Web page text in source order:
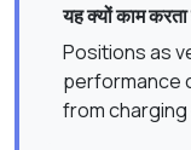
यह क्यों काम
Positions as
performance
from